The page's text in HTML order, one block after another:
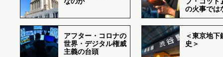
の火事では
アフター・コロナの
世界・デジタル権威
主義の台頭
＜東京地下
史＞